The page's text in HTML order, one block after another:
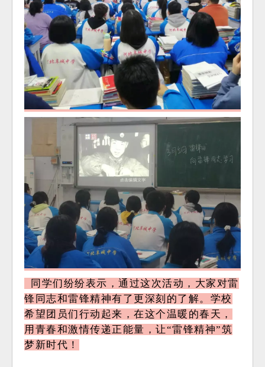
同学们纷纷表示，通过这次活动，大家对雷
锋同志和雷锋精神有了更深刻的了解。学校
希望团员们行动起来，在这个温暖的春天，
用青春和激情传递正能量，让“雷锋精神”筑
梦新时代！